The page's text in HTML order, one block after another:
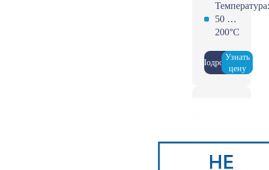
Температура:
50 …
200°С
Подробнее
Узнать
цену